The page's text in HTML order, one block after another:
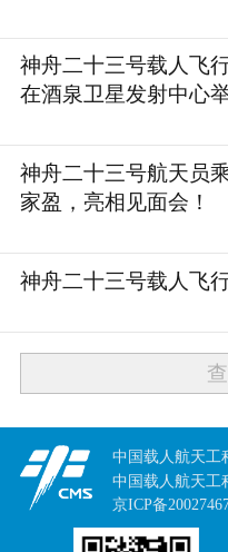
神舟二十三号载人飞
在酒泉卫星发射中心
神舟二十三号航天员
家盈，亮相见面会！
神舟二十三号载人飞
中国载人航天工
中国载人航天工
京ICP备